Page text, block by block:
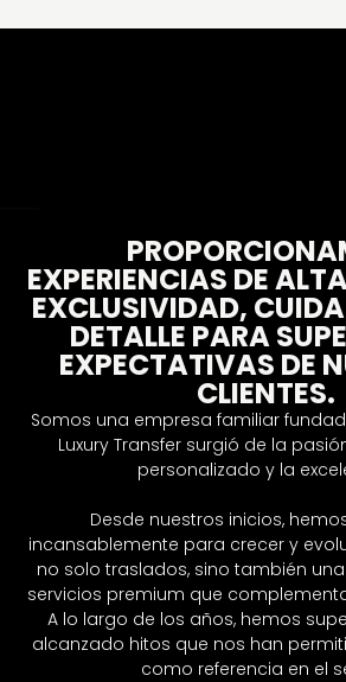
EXPERIENCIAS DE
EXCLUSIVIDAD,
DETALLE PARA
EXPECTATIVAS DE
CLIENTES.
Somos una empresa familiar
Luxury Transfer surgió de la
personalizado y la
Desde nuestros inicios,
incansablemente para crecer y
no solo traslados, sino también
servicios premium que
A lo largo de los años, hemos
alcanzado hitos que nos han
como referencia en el